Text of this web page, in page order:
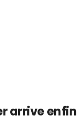
arrive enfin